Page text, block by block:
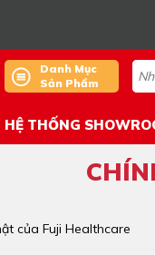
Danh Mục
Sản Phẩm
HỆ THỐNG
của Fuji Healthcare